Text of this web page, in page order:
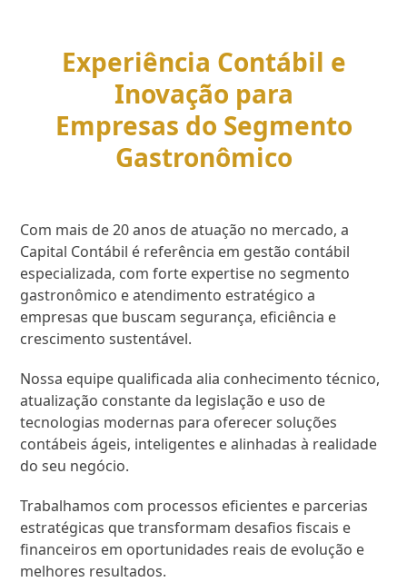
Experiência Contábil e
Inovação para
Empresas do Segmento
Gastronômico
Com mais de 20 anos de atuação no mercado, a
Capital Contábil é referência em gestão contábil
especializada, com forte expertise no segmento
gastronômico e atendimento estratégico a
empresas que buscam segurança, eficiência e
crescimento sustentável.
Nossa equipe qualificada alia conhecimento técnico,
atualização constante da legislação e uso de
tecnologias modernas para oferecer soluções
contábeis ágeis, inteligentes e alinhadas à realidade
do seu negócio.
Trabalhamos com processos eficientes e parcerias
estratégicas que transformam desafios fiscais e
financeiros em oportunidades reais de evolução e
melhores resultados.